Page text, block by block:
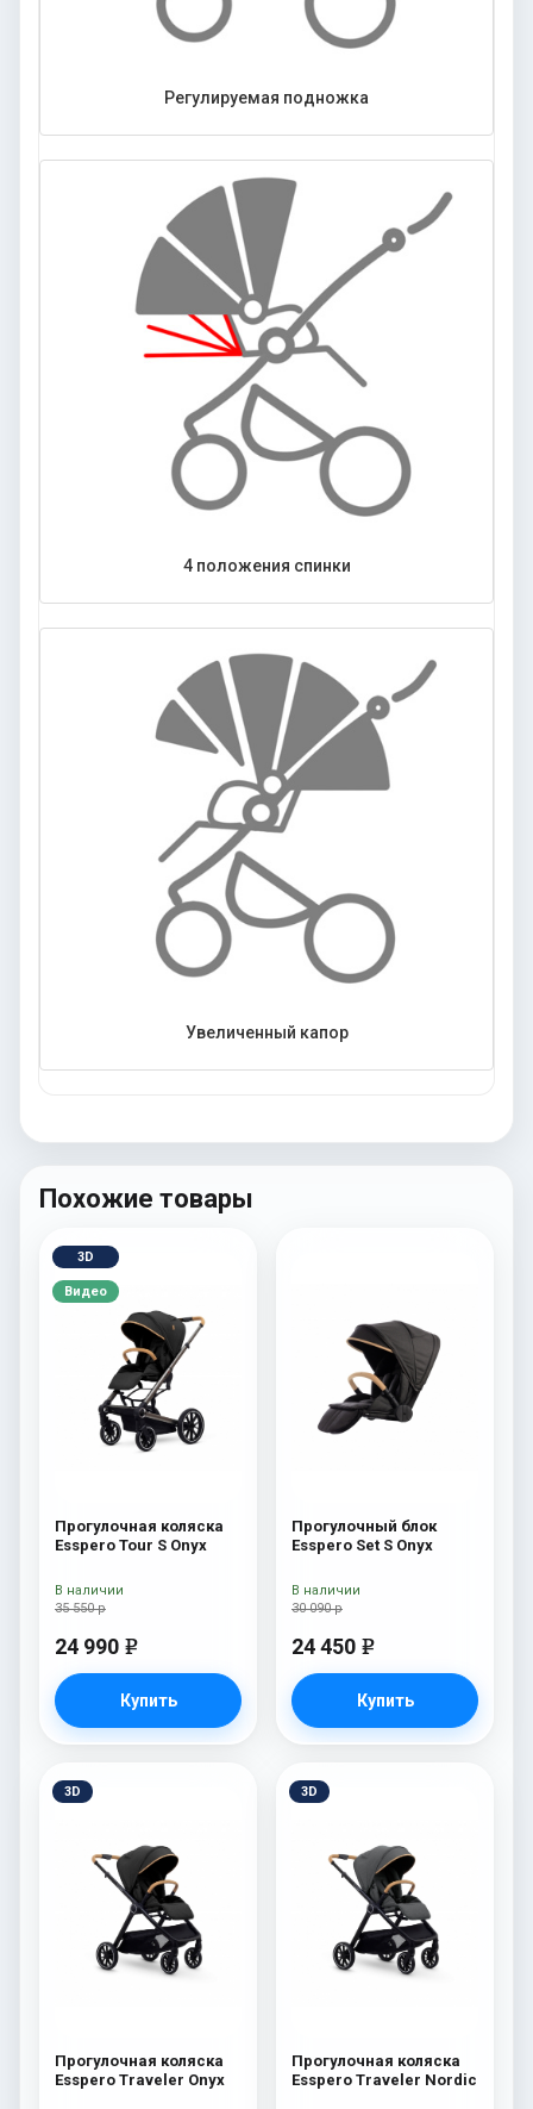
Регулируемая подножка
4 положения спинки
Увеличенный капор
Похожие товары
3D
Видео
Прогулочная коляска
Esspero Tour S Onyx
35 550 р
24 990 e
Купить
В наличии
Прогулочный блок
Esspero Set S Onyx
30 090 р
24 450 e
Купить
В наличии
3D
Прогулочная коляска
Esspero Traveler Onyx
3D
Прогулочная коляска
Esspero Traveler Nordic